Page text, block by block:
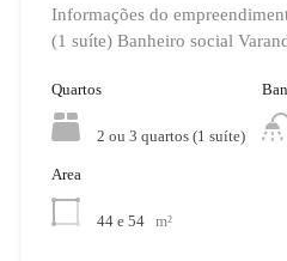
Informações do
(1 suíte) Banheiro social
Quartos
2 ou 3 quartos (1 suíte)
Area
44 e 54 m²